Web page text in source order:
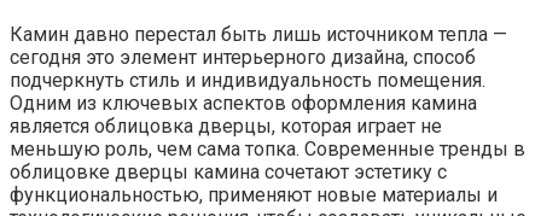
Камин давно перестал быть лишь источником тепла —
сегодня это элемент интерьерного дизайна, способ
подчеркнуть стиль и индивидуальность помещения.
Одним из ключевых аспектов оформления камина
является облицовка дверцы, которая играет не
меньшую роль, чем сама топка. Современные тренды в
облицовке дверцы камина сочетают эстетику с
функциональностью, применяют новые материалы и